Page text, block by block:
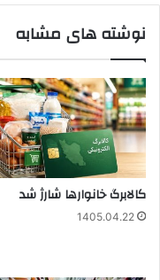
نوشته های مشابه
کالابرگ خانوارها شارژ شد
1405.04.22